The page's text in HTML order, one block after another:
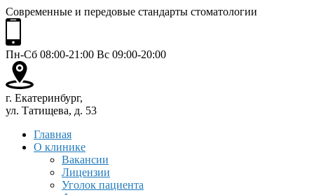
Современные и передовые стандарты стоматологии
Пн-Сб 08:00-21:00 Вс 09:00-20:00
г. Екатеринбург,
ул. Татищева, д. 53
Главная
О клинике
Вакансии
Лицензии
Уголок пациента